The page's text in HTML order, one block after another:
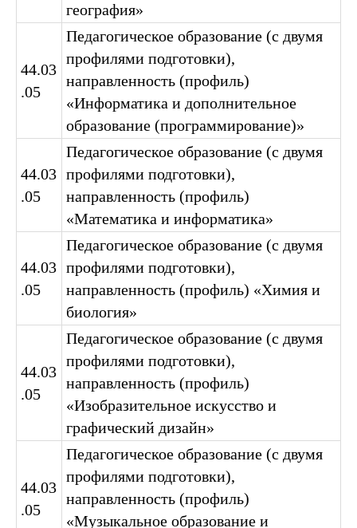
география»
44.03
.05
Педагогическое образование (с двумя
профилями подготовки),
направленность (профиль)
«Информатика и дополнительное
образование (программирование)»
44.03
.05
Педагогическое образование (с двумя
профилями подготовки),
направленность (профиль)
«Математика и информатика»
44.03
.05
Педагогическое образование (с двумя
профилями подготовки),
направленность (профиль) «Химия и
биология»
44.03
.05
Педагогическое образование (с двумя
профилями подготовки),
направленность (профиль)
«Изобразительное искусство и
графический дизайн»
44.03
.05
Педагогическое образование (с двумя
профилями подготовки),
направленность (профиль)
«Музыкальное образование и